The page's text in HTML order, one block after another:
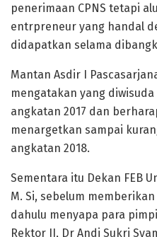
penerimaan CPNS tetapi
entrpreneur yang handal
didapatkan selama
Mantan Asdir I
mengatakan yang
angkatan 2017 dan
menargetkan sampai
angkatan 2018.
Sementara itu Dekan FEB
M. Si, sebelum
dahulu menyapa para
Rektor II, Dr Andi Sukri